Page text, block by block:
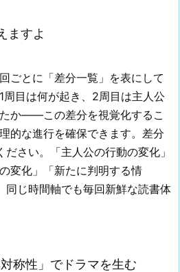
ますよ
ごとに「差分一覧」を表にして
目は何が起き、2周目は主人公
か——この差分を視覚化するこ
的な進行を確保できます。差分
さい。「主人公の行動の変化」
変化」「新たに判明する情
同じ時間軸でも毎回新鮮な読書体
称性」でドラマを生む